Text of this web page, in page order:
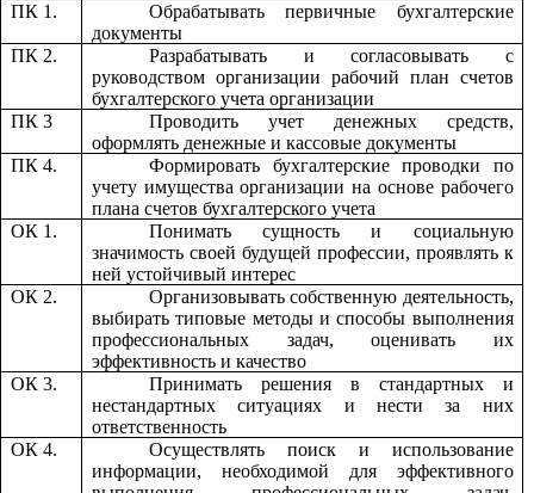
ПК 1.
Обрабатывать первичные бухгалтерские
документы
ПК 2.
Разрабатывать и согласовывать с
руководством организации рабочий план счетов
бухгалтерского учета организации
ПК 3
Проводить учет денежных средств,
оформлять денежные и кассовые документы
ПК 4.
Формировать бухгалтерские проводки по
учету имущества организации на основе рабочего
плана счетов бухгалтерского учета
ОК 1.
Понимать сущность и социальную
значимость своей будущей профессии, проявлять к
ней устойчивый интерес
ОК 2.
Организовывать собственную деятельность,
выбирать типовые методы и способы выполнения
профессиональных задач, оценивать их
эффективность и качество
ОК 3.
Принимать решения в стандартных и
нестандартных ситуациях и нести за них
ответственность
ОК 4.
Осуществлять поиск и использование
информации, необходимой для эффективного